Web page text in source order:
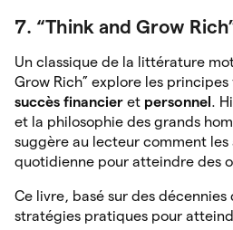
7. “Think and Grow
Un classique de la littérature
Grow Rich” explore les
succès financier et personnel .
et la philosophie des grands
suggère au lecteur comment
quotidienne pour atteindre des
Ce livre, basé sur des
stratégies pratiques pour